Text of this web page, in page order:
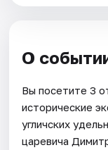
О
Вы посетите 3
исторические
угличских
царевича